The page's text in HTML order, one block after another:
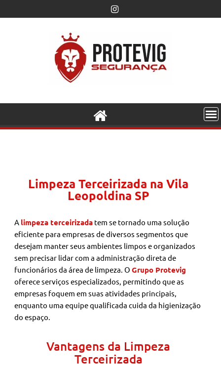
Limpeza Terceirizada na Vila
Leopoldina SP
A limpeza terceirizada tem se tornado uma solução
eficiente para empresas de diversos segmentos que
desejam manter seus ambientes limpos e organizados
sem precisar lidar com a administração direta de
funcionários da área de limpeza. OGrupo Protevig
oferece serviços especializados, permitindo que as
empresas foquem em suas atividades principais,
enquanto uma equipe qualificada cuida da higienização
do espaço.
Vantagens da Limpeza
Terceirizada